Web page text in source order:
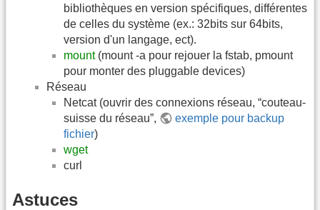
bibliothèques en version spécifiques, différentes
de celles du système (ex.: 32bits sur 64bits,
version d'un langage, ect).
mount(mount -a pour rejouer la fstab, pmount
pour monter des pluggable devices)
Réseau
Netcat (ouvrir des connexions réseau, “couteau-
suisse du réseau”,
exemple pour backup
fichier)
wget
curl
Astuces